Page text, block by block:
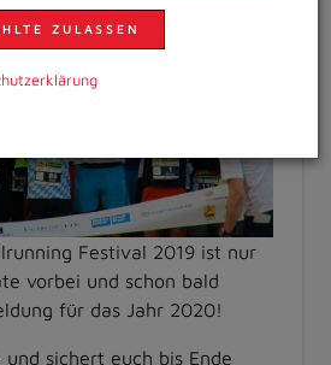
Festival 2019 ist nur
vorbei und schon bald
für das Jahr 2020!
sichert euch bis Ende
ZULASSEN